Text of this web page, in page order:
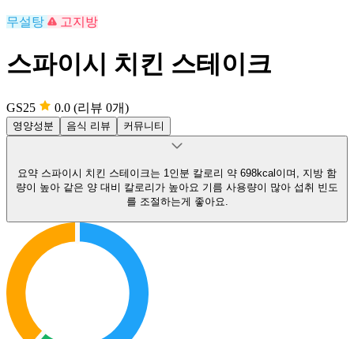
무설탕 고지방
스파이시 치킨 스테이크
GS25 0.0 (리뷰 0개)
영양성분 음식 리뷰 커뮤니티
요약 스파이시 치킨 스테이크는 1인분 칼로리 약 698kcal이며, 지방 함
량이 높아 같은 양 대비 칼로리가 높아요 기름 사용량이 많아 섭취 빈도
를 조절하는게 좋아요.